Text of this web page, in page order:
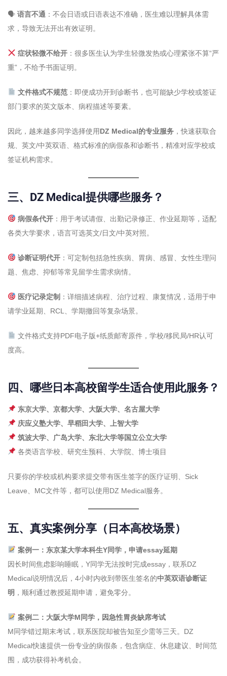
🗣 语言不通 ：不会日语或日语表达不准确，医生难以理解具体需
求，导致无法开出有效证明。
症状轻微不给开：很多医生认为学生轻微发热或心理紧张不算“严
重”，不给予书面证明。
文件格式不规范：即便成功开到诊断书，也可能缺少学校或签证
部门要求的英文版本、病程描述等要素。
因此，越来越多同学选择使用DZ Medical的专业服务 ，快速获取合
规、英文/中英双语、格式标准的病假条和诊断书，精准对应学校或
签证机构需求。
三、DZ Medical提供哪些服务？
病假条代开：用于考试请假、出勤记录修正、作业延期等，适配
各类大学要求，语言可选英文/日文/中英对照。
诊断证明代开：可定制包括急性疾病、胃病、感冒、女性生理问
题、焦虑、抑郁等常见留学生需求病情。
医疗记录定制 ：详细描述病程、治疗过程、康复情况，适用于申
请学业延期、RCL、学期撤回等复杂场景。
文件格式支持PDF电子版+纸质邮寄原件，学校/移民局/HR认可
度高。
四、哪些日本高校留学生适合使用此服务？
东京大学、京都大学、大阪大学、名古屋大学
庆应义塾大学、早稻田大学、上智大学
筑波大学、广岛大学、东北大学等国立公立大学
各类语言学校、研究生预科、大学院、博士项目
只要你的学校或机构要求提交带有医生签字的医疗证明、Sick
Leave、MC文件等，都可以使用DZ Medical服务。
五、真实案例分享（日本高校场景）
案例一：东京某大学本科生Y同学，申请essay延期
因长时间焦虑影响睡眠，Y同学无法按时完成essay，联系DZ
Medical说明情况后，4小时内收到带医生签名的中英双语诊断证
明 ，顺利通过教授延期申请，避免零分。
案例二：大阪大学M同学，因急性胃炎缺席考试
M同学错过期末考试，联系医院却被告知至少需等三天。DZ
Medical快速提供一份专业的病假条，包含病症、休息建议、时间范
围，成功获得补考机会。